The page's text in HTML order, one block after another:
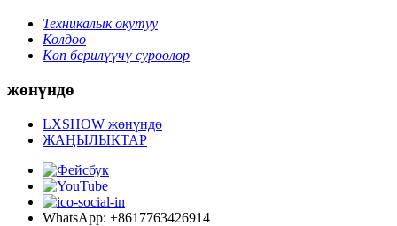
Техникалык окутуу
Колдоо
Көп берилүүчү суроолор
жөнүндө
LXSHOW жөнүндө
ЖАҢЫЛЫКТАР
WhatsApp: +8617763426914